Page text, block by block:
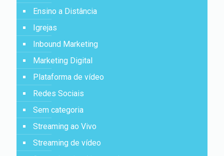
Ensino a Distância
Igrejas
Inbound Marketing
Marketing Digital
Plataforma de vídeo
Redes Sociais
Sem categoria
Streaming ao Vivo
Streaming de vídeo